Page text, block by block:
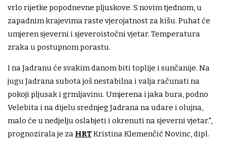
vrlo rijetke popodnevne pljuskove. S novim tjednom, u
zapadnim krajevima raste vjerojatnost za kišu. Puhat će
umjeren sjeverni i sjeveroistočni vjetar. Temperatura
zraka u postupnom porastu.
I na Jadranu će svakim danom biti toplije i sunčanije. Na
jugu Jadrana subota još nestabilna i valja računati na
pokoji pljusak i grmljavinu. Umjerena i jaka bura, podno
Velebita i na dijelu srednjeg Jadrana na udare i olujna,
malo će u nedjelju oslabjeti i okrenuti na sjeverni vjetar.",
prognozirala je za HRTKristina Klemenčić Novinc, dipl.